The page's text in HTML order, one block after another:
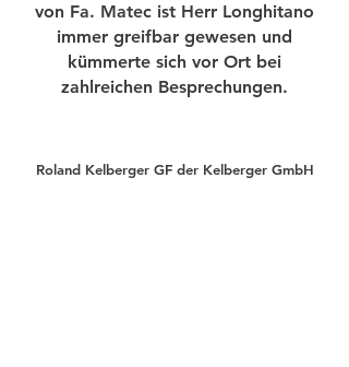
von Fa. Matec ist Herr Longhitano
immer greifbar gewesen und
kümmerte sich vor Ort bei
zahlreichen Besprechungen.
Roland Kelberger GF der Kelberger GmbH